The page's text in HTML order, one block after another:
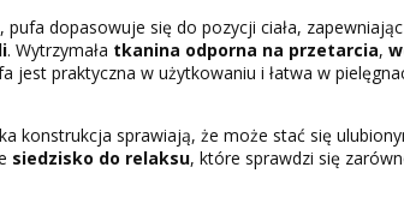
, pufa dopasowuje się do pozycji ciała,
. Wytrzymała tkanina odporna na przetarcia,
jest praktyczna w użytkowaniu i łatwa w
konstrukcja sprawiają, że może stać się
siedzisko do relaksu, które sprawdzi się